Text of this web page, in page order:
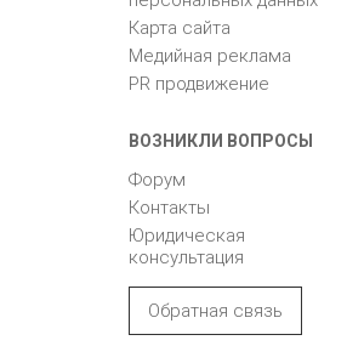
Карта сайта
Медийная реклама
PR продвижение
ВОЗНИКЛИ ВОПРОСЫ
Форум
Контакты
Юридическая
консультация
Обратная связь